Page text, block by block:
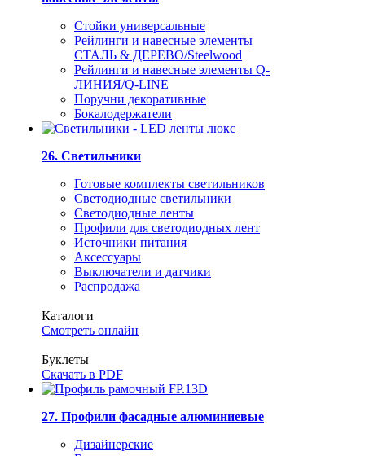
Стойки универсальные
Рейлинги и навесные элементы
СТАЛЬ & ДЕРЕВО/Steelwood
Рейлинги и навесные элементы Q-
ЛИНИЯ/Q-LINE
Поручни декоративные
Бокалодержатели
26. Светильники
Готовые комплекты светильников
Светодиодные светильники
Светодиодные ленты
Профили для светодиодных лент
Источники питания
Аксессуары
Выключатели и датчики
Распродажа
Каталоги
Смотреть онлайн
Буклеты
Скачать в PDF
27. Профили фасадные алюминиевые
Дизайнерские